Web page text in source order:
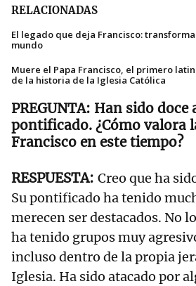
RELACIONADAS
El legado que deja Francisco:
mundo
Muere el Papa Francisco, el primero
de la historia de la Iglesia Católica
Han sido doce
pontificado. ¿Cómo valora
Francisco en este tiempo?
Creo que ha
Su pontificado ha tenido
merecen ser destacados. No
ha tenido grupos muy
incluso dentro de la propia
Iglesia. Ha sido atacado por